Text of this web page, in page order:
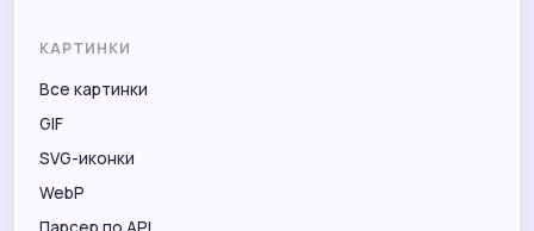
КАРТИНКИ
Все картинки
GIF
SVG-иконки
WebP